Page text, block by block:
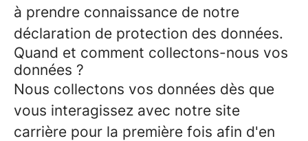
à prendre connaissance de notre
déclaration de protection des données.
Quand et comment collectons-nous vos
données ?
Nous collectons vos données dès que
vous interagissez avec notre site
carrière pour la première fois afin d'en